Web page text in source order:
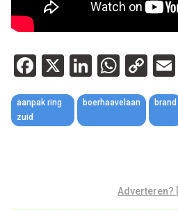
Facebook
X LinkedIn
Link
aanpak ring
zuid
boerhaavelaan brand
Adverteren?